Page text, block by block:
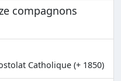
compagnons
Catholique (+ 1850)